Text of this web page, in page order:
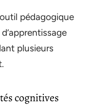
pédagogique
plusieurs
cognitives